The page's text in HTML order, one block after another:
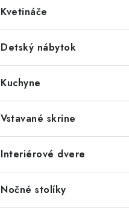
Kvetináče
Detský nábytok
Kuchyne
Vstavané skrine
Interiérové dvere
Nočné stolíky